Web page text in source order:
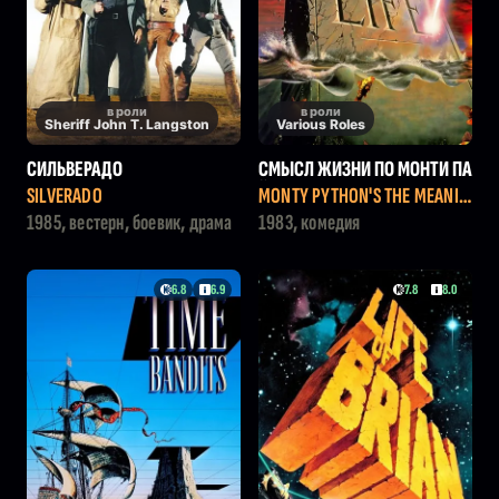
в роли
Sheriff John T. Langston
СИЛЬВЕРАДО
SILVERADO
1985, вестерн, боевик, драма
в роли
Various Roles
СМЫСЛ ЖИЗНИ ПО МОНТИ ПА
ЙТОНУ
MONTY PYTHON'S THE MEANIN
G OF LIFE
1983, комедия
6.8 6.9 7.8 8.0